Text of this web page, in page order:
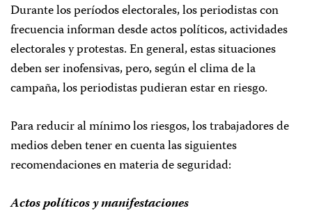
Durante los períodos electorales, los periodistas con
frecuencia informan desde actos políticos, actividades
electorales y protestas. En general, estas situaciones
deben ser inofensivas, pero, según el clima de la
campaña, los periodistas pudieran estar en riesgo.
Para reducir al mínimo los riesgos, los trabajadores de
medios deben tener en cuenta las siguientes
recomendaciones en materia de seguridad:
Actos políticos y manifestaciones